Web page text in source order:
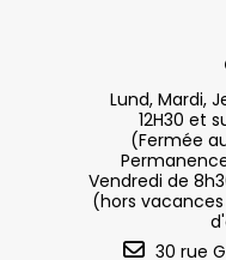
Lund, Mardi,
12H30 et
(Fermée
Vendredi de
(hors
30 rue